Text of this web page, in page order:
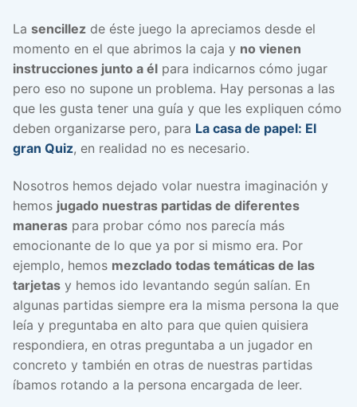
La sencillez de éste juego la apreciamos desde el
momento en el que abrimos la caja y no vienen
instrucciones junto a él para indicarnos cómo jugar
pero eso no supone un problema. Hay personas a las
que les gusta tener una guía y que les expliquen cómo
deben organizarse pero, para La casa de papel: El
gran Quiz, en realidad no es necesario.
Nosotros hemos dejado volar nuestra imaginación y
hemos jugado nuestras partidas de diferentes
maneras para probar cómo nos parecía más
emocionante de lo que ya por si mismo era. Por
ejemplo, hemos mezclado todas temáticas de las
tarjetas y hemos ido levantando según salían. En
algunas partidas siempre era la misma persona la que
leía y preguntaba en alto para que quien quisiera
respondiera, en otras preguntaba a un jugador en
concreto y también en otras de nuestras partidas
íbamos rotando a la persona encargada de leer.